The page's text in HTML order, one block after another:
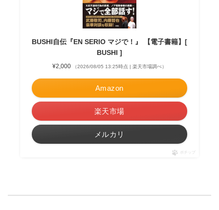
BUSHI自伝『EN SERIO マジで！』 【電子書籍】[
BUSHI ]
¥2,000 （2026/08/05 13:25時点 | 楽天市場調べ）
Amazon
楽天市場
メルカリ
ポチップ